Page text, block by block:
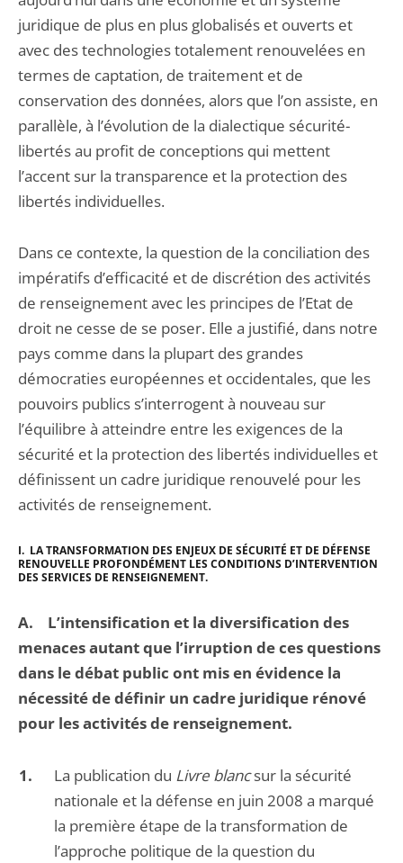
juridique de plus en plus globalisés et ouverts et
avec des technologies totalement renouvelées en
termes de captation, de traitement et de
conservation des données, alors que l’on assiste, en
parallèle, à l’évolution de la dialectique sécurité-
libertés au profit de conceptions qui mettent
l’accent sur la transparence et la protection des
libertés individuelles.
Dans ce contexte, la question de la conciliation des
impératifs d’efficacité et de discrétion des activités
de renseignement avec les principes de l’Etat de
droit ne cesse de se poser. Elle a justifié, dans notre
pays comme dans la plupart des grandes
démocraties européennes et occidentales, que les
pouvoirs publics s’interrogent à nouveau sur
l’équilibre à atteindre entre les exigences de la
sécurité et la protection des libertés individuelles et
définissent un cadre juridique renouvelé pour les
activités de renseignement.
I. LA TRANSFORMATION DES ENJEUX DE SÉCURITÉ ET DE DÉFENSE
RENOUVELLE PROFONDÉMENT LES CONDITIONS D’INTERVENTION
DES SERVICES DE RENSEIGNEMENT.
A. L’intensification et la diversification des
menaces autant que l’irruption de ces questions
dans le débat public ont mis en évidence la
nécessité de définir un cadre juridique rénové
pour les activités de renseignement.
La publication du Livre blancsur la sécurité
nationale et la défense en juin 2008 a marqué
la première étape de la transformation de
l’approche politique de la question du